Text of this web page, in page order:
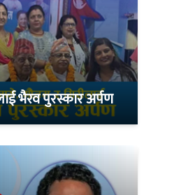
भैरव पुरस्कार अर्पण